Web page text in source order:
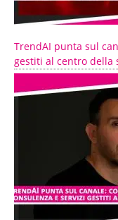
TrendAI punta sul
gestiti al centro della